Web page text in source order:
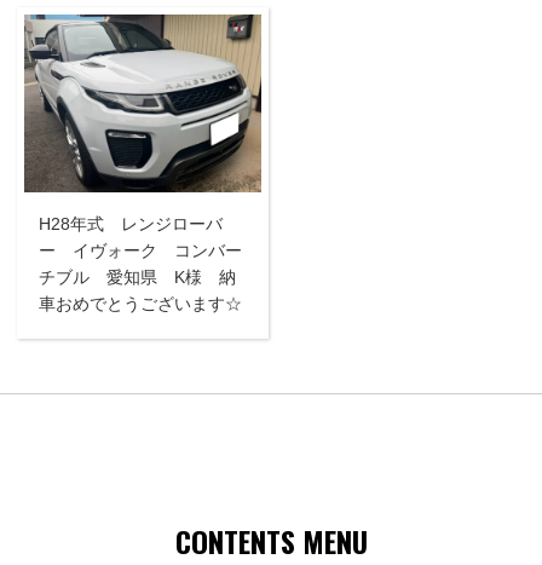
H28年式 レンジローバ
ー イヴォーク コンバー
チブル 愛知県 K様 納
車おめでとうございます☆
CONTENTS MENU